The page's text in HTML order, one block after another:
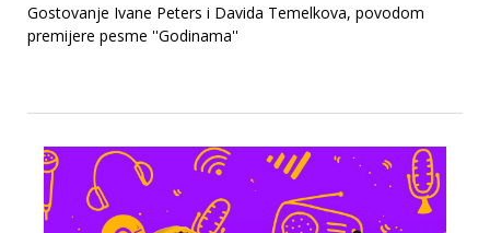
Gostovanje Ivane Peters i Davida Temelkova, povodom
premijere pesme ''Godinama''